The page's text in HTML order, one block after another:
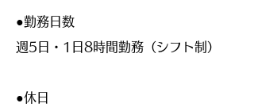
●勤務日数
週5日・1日8時間勤務（シフト制）
●休日